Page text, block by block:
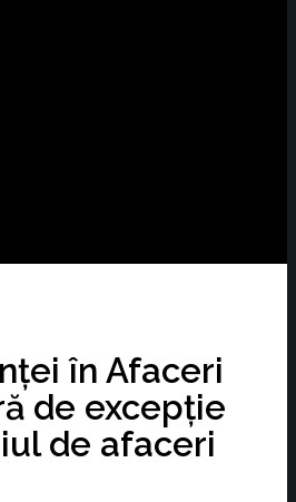
în Afaceri
de excepție
de afaceri